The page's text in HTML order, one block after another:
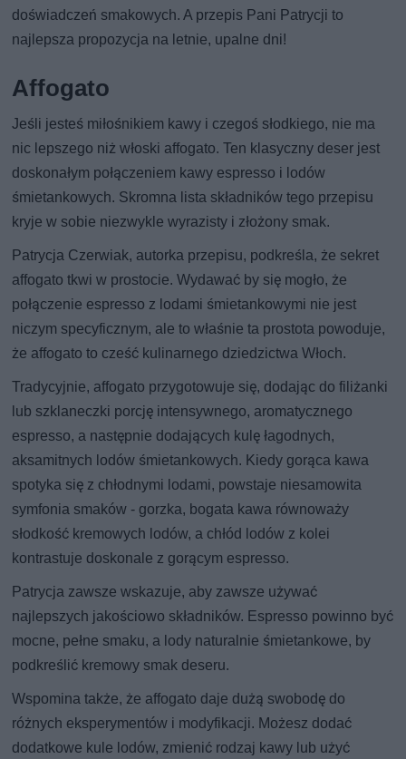
doświadczeń smakowych. A przepis Pani Patrycji to
najlepsza propozycja na letnie, upalne dni!
Affogato
Jeśli jesteś miłośnikiem kawy i czegoś słodkiego, nie ma
nic lepszego niż włoski affogato. Ten klasyczny deser jest
doskonałym połączeniem kawy espresso i lodów
śmietankowych. Skromna lista składników tego przepisu
kryje w sobie niezwykle wyrazisty i złożony smak.
Patrycja Czerwiak, autorka przepisu, podkreśla, że sekret
affogato tkwi w prostocie. Wydawać by się mogło, że
połączenie espresso z lodami śmietankowymi nie jest
niczym specyficznym, ale to właśnie ta prostota powoduje,
że affogato to cześć kulinarnego dziedzictwa Włoch.
Tradycyjnie, affogato przygotowuje się, dodając do filiżanki
lub szklaneczki porcję intensywnego, aromatycznego
espresso, a następnie dodających kulę łagodnych,
aksamitnych lodów śmietankowych. Kiedy gorąca kawa
spotyka się z chłodnymi lodami, powstaje niesamowita
symfonia smaków - gorzka, bogata kawa równoważy
słodkość kremowych lodów, a chłód lodów z kolei
kontrastuje doskonale z gorącym espresso.
Patrycja zawsze wskazuje, aby zawsze używać
najlepszych jakościowo składników. Espresso powinno być
mocne, pełne smaku, a lody naturalnie śmietankowe, by
podkreślić kremowy smak deseru.
Wspomina także, że affogato daje dużą swobodę do
różnych eksperymentów i modyfikacji. Możesz dodać
dodatkowe kule lodów, zmienić rodzaj kawy lub użyć